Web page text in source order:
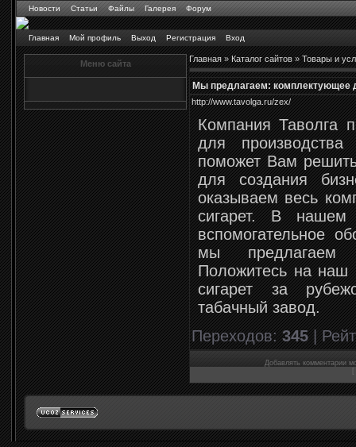
Новости Статьи Файлы Галерея Форум
Главная Мой профиль Выход Регистрация Вход
Меню сайта Главная»Каталог сайтов»Товары и
Мы предлагаем: комплектующее
http://www.tavolga.ru/zex/
Компания Таволга
для производства
поможет Вам
для создания
оказываем весь
сигарет. В нашем
вспомогательное
мы предлагаем
Положитесь на наш
сигарет за
табачный завод.
Переходов:345|
Добавлять комментарии